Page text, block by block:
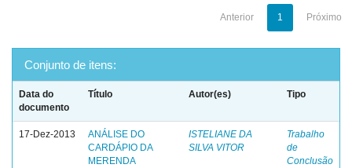
Anterior 1 Próximo
Conjunto de itens:
Data do
documento
Título Autor(es) Tipo
17-Dez-2013
ANÁLISE DO
CARDÁPIO DA
MERENDA
ISTELIANE DA
SILVA VITOR
Trabalho
de
Conclusão